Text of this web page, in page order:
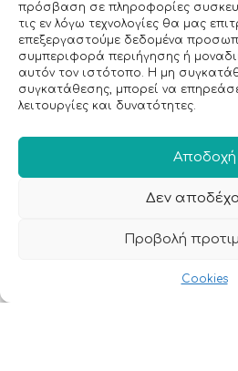
πρόσβαση σε πληροφορίες
τις εν λόγω τεχνολογίες θα μας
επεξεργαστούμε δεδομένα
συμπεριφορά περιήγησης ή
αυτόν τον ιστότοπο. Η μη
συγκατάθεσης, μπορεί να
λειτουργίες και δυνατότητες.
Αποδοχή
Δεν
Προβολή
Cookies
Εγραφείτε στο
Email: